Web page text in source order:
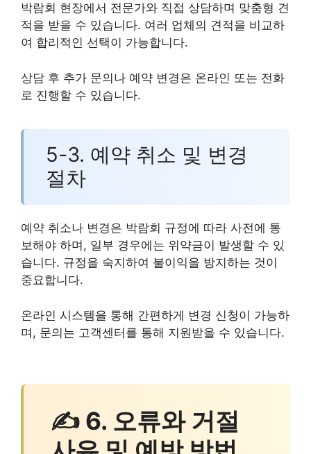
박람회 현장에서 전문가와 직접 상담하며 맞춤형 견
적을 받을 수 있습니다. 여러 업체의 견적을 비교하
여 합리적인 선택이 가능합니다.
상담 후 추가 문의나 예약 변경은 온라인 또는 전화
로 진행할 수 있습니다.
5-3. 예약 취소 및 변경
절차
예약 취소나 변경은 박람회 규정에 따라 사전에 통
보해야 하며, 일부 경우에는 위약금이 발생할 수 있
습니다. 규정을 숙지하여 불이익을 방지하는 것이
중요합니다.
온라인 시스템을 통해 간편하게 변경 신청이 가능하
며, 문의는 고객센터를 통해 지원받을 수 있습니다.
✍ 6. 오류와 거절